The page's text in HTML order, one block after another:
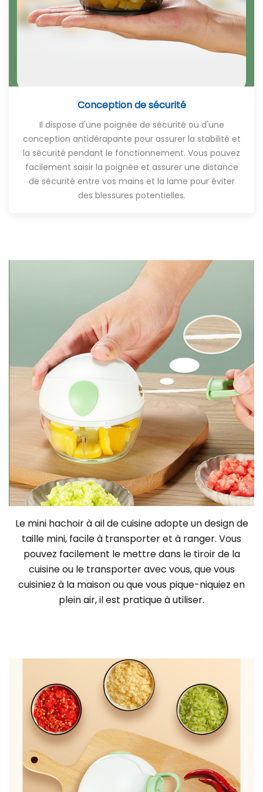
Conception de sécurité
Il dispose d'une poignée de sécurité ou d'une
conception antidérapante pour assurer la stabilité et
la sécurité pendant le fonctionnement. Vous pouvez
facilement saisir la poignée et assurer une distance
de sécurité entre vos mains et la lame pour éviter
des blessures potentielles.
Le mini hachoir à ail de cuisine adopte un design de
taille mini, facile à transporter et à ranger. Vous
pouvez facilement le mettre dans le tiroir de la
cuisine ou le transporter avec vous, que vous
cuisiniez à la maison ou que vous pique-niquiez en
plein air, il est pratique à utiliser.